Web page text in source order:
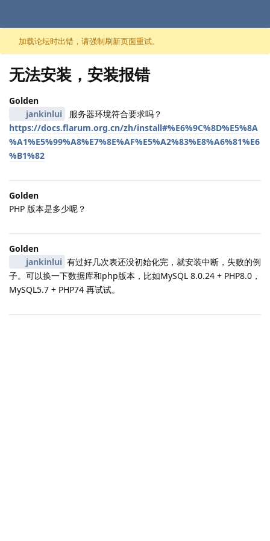
跳至内容
加载论坛时出错，请强制刷新页面重试。
无法安装，安装报错
Golden
jankinlui
服务器环境符合要求吗？
https://docs.flarum.org.cn/zh/install#%E6%9C%8D%E5%8A
%A1%E5%99%A8%E7%8E%AF%E5%A2%83%E8%A6%81%E6
%B1%82
Golden
PHP 版本是多少呢？
Golden
jankinlui 有过好几次表还没初始化完，就安装中断，失败的例
子。可以换一下数据库和php版本，比如MySQL 8.0.24 + PHP8.0，
MySQL5.7 + PHP74 再试试。